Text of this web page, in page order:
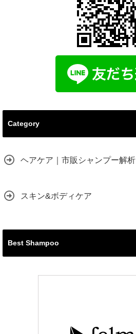
Category
ヘアケア｜市販シャンプー解析
スキン&ボディケア
Best Shampoo